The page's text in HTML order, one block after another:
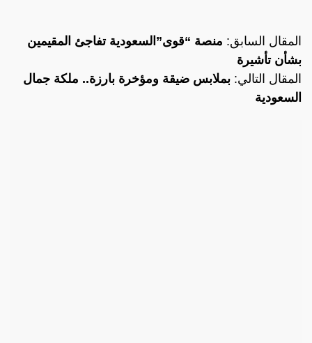
المقال السابق: منصة “قوى”السعودية تفاجئ المقيمين
بشأن تأشيرة
المقال التالي: بملابس ضيقة ومؤخرة بارزة.. ملكة جمال
السعودية